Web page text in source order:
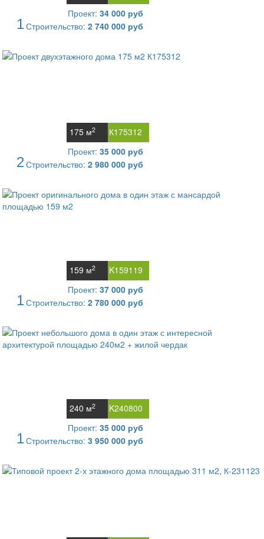
1
Проект: 34 000 руб
Строительство: 2 740 000 руб
К175312
175 м2
2
Проект: 35 000 руб
Строительство: 2 980 000 руб
K159119
159 м2
1
Проект: 37 000 руб
Строительство: 2 780 000 руб
K240800
240 м2
1
Проект: 35 000 руб
Строительство: 3 950 000 руб